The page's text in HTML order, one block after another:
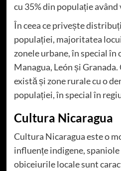
cu 35% din populație având
În ceea ce privește
populației, majoritatea
zonele urbane, în special în
Managua, León și
există și zone rurale cu o
populației, în special în
Cultura Nicaragua
Cultura Nicaragua este o
influențe indigene,
obiceiurile locale sunt